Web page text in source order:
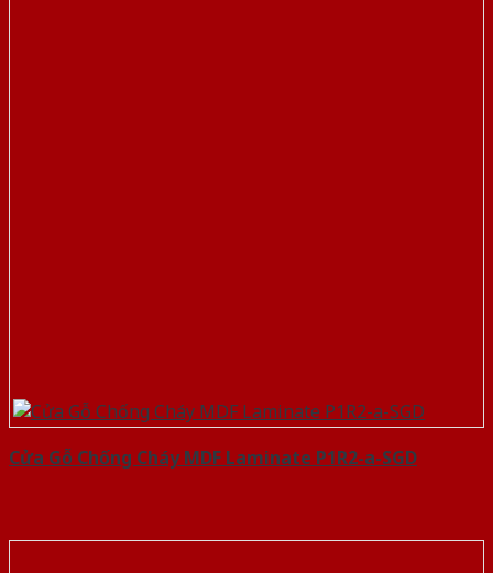
Cửa Gỗ Chống Cháy MDF Laminate P1R2-a-SGD